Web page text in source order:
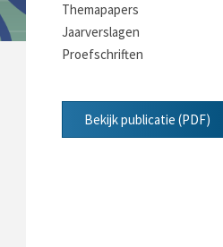
Themapapers
Jaarverslagen
Proefschriften
Bekijk publicatie (PDF)